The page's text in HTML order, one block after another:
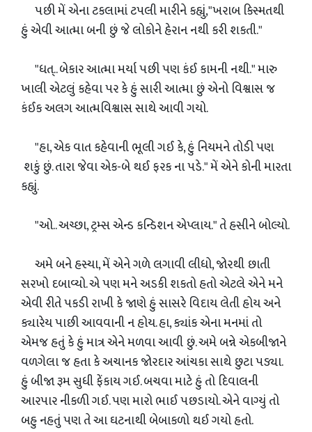
પછી મેં એના ટકલામાં ટપલી મારીને કહ્યું,"ખરાબ કિસ્મતથી
હું એવી આત્મા બની છું જે લોકોને હેરાન નથી કરી શકતી."
"ધત્.. બેકાર આત્મા મર્યા પછી પણ કંઈ કામની નથી." મારુ
ખાલી એટલું કહેવા પર કે હું સારી આત્મા છું એનો વિશ્વાસ જ
કંઈક અલગ આત્મવિશ્વાસ સાથે આવી ગયો.
"હા, એક વાત કહેવાની ભૂલી ગઈ કે, હું નિયમને તોડી પણ
શકું છું. તારા જેવા એક-બે થઈ ફરક ના પડે." મેં એને કોની મારતા
કહ્યું.
"ઓ.. અચ્છા, ટ્રમ્સ એન્ડ કન્ડિશન એપ્લાય." તે હસીને બોલ્યો.
અમે બને હસ્યા, મેં એને ગળે લગાવી લીધો, જોરથી છાતી
સરખો દબાવ્યો. એ પણ મને અડકી શકતો હતો એટલે એને મને
એવી રીતે પકડી રાખી કે જાણે હું સાસરે વિદાય લેતી હોય અને
ક્યારેય પાછી આવવાની ન હોય. હા, ક્યાંક એના મનમાં તો
એમજ હતું કે હું માત્ર એને મળવા આવી છું. અમે બન્ને એકબીજાને
વળગેલા જ હતા કે અચાનક જોરદાર આંચકા સાથે છુટા પડ્યા.
હું બીજા રૂમ સુધી ફેંકાય ગઈ. બચવા માટે હું તો દિવાલની
આરપાર નીકળી ગઈ. પણ મારો ભાઈ પછડાયો. એને વાગ્યું તો
બહુ નહતું પણ તે આ ઘટનાથી બેબાકળો થઈ ગયો હતો.